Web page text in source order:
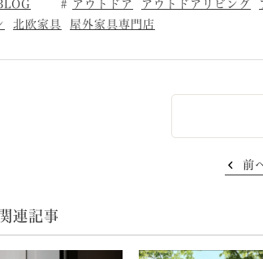
アウトドア アウトドアリビング
北欧家具 屋外家具専門店
前
連記事